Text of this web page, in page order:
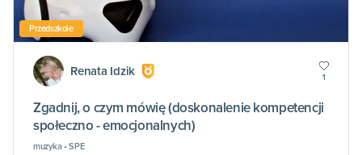
Przedszkole
Renata Idzik 1
Zgadnij, o czym mówię (doskonalenie kompetencji
społeczno - emocjonalnych)
muzyka • SPE